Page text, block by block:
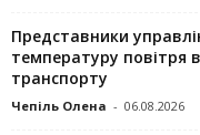
Представники
температуру повітря
транспорту
Чепіль Олена - 06.08.2026